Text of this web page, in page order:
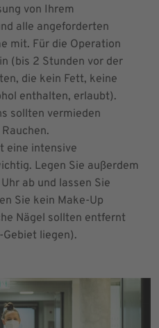
von Ihrem
alle angeforderten
mit. Für die Operation
(bis 2 Stunden vor der
die kein Fett, keine
enthalten, erlaubt).
sollten vermieden
eine intensive
Legen Sie außerdem
ab und lassen Sie
Sie kein Make-Up
Nägel sollten entfernt
liegen).